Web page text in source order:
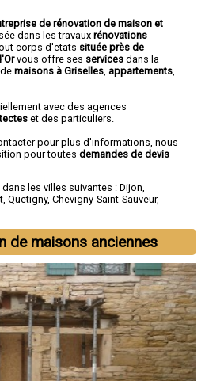
de rénovation de maison et
dans les travaux rénovations
corps d'etats située près de
vous offre ses services dans la
de maisons à Griselles appartements
avec des agences
et des particuliers.
pour plus d'informations, nous
pour toutes demandes de devis
les villes suivantes : Dijon,
, Quetigny, Chevigny-Saint-Sauveur,
de maisons anciennes